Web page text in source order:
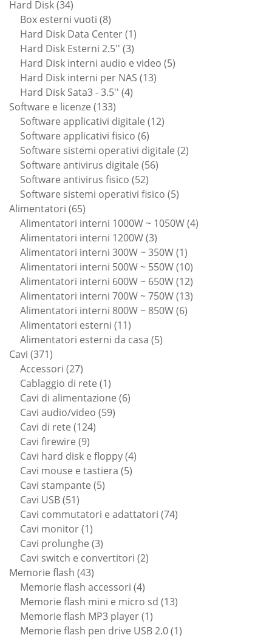
Hard Disk 3434
prodotti
Box esterni vuoti 88
prodotti
Hard Disk Data Center 11
prodotto
Hard Disk Esterni 2.5'' 33
prodotti
Hard Disk interni audio e video 55
Hard Disk interni per NAS 1313
Hard Disk Sata3 - 3.5'' 44
Software e licenze 133133
prodotti
Software applicativi digitale 1212
Software applicativi fisico 66
prodotti
Software sistemi operativi digitale 22
Software antivirus digitale 5656
Software antivirus fisico 5252
prodotti
Software sistemi operativi fisico 55
Alimentatori 6565
prodotti
Alimentatori interni 1000W ~ 1050W 44
Alimentatori interni 1200W 33
prodotti
Alimentatori interni 300W ~ 350W 11
prodotto
Alimentatori interni 500W ~ 550W 1010
prodotti
Alimentatori interni 600W ~ 650W 1212
prodotti
Alimentatori interni 700W ~ 750W 1313
Alimentatori interni 800W ~ 850W 66
Alimentatori esterni 1111
prodotti
Alimentatori esterni da casa 55
Cavi 371371
prodotti
Accessori 2727
prodotti
Cablaggio di rete 11
prodotto
Cavi di alimentazione 66
Cavi audio/video 5959
Cavi di rete 124124
Cavi firewire 99
prodotti
Cavi hard disk e floppy 44
Cavi mouse e tastiera 55
Cavi stampante 55
Cavi USB 5151
prodotti
Cavi commutatori e adattatori 7474
Cavi monitor 11
prodotto
Cavi prolunghe 33
prodotti
Cavi switch e convertitori 22
Memorie flash 4343
prodotti
Memorie flash accessori 44
prodotti
Memorie flash mini e micro sd 1313
Memorie flash MP3 player 11
prodotto
Memorie flash pen drive USB 2.0 11